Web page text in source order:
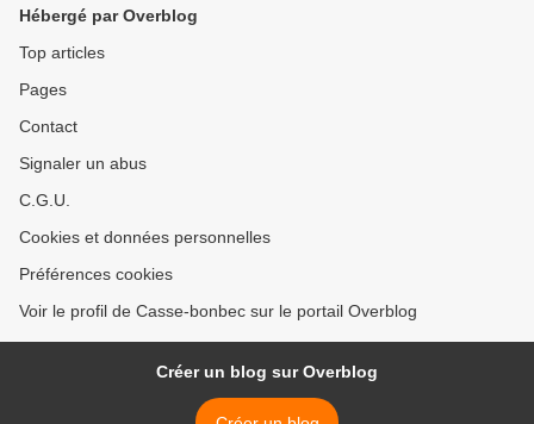
Hébergé par Overblog
Top articles
Pages
Contact
Signaler un abus
C.G.U.
Cookies et données personnelles
Préférences cookies
Voir le profil de Casse-bonbec sur le portail Overblog
Créer un blog sur Overblog